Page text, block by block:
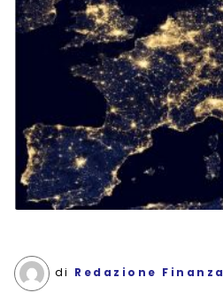
di Redazione Finanza